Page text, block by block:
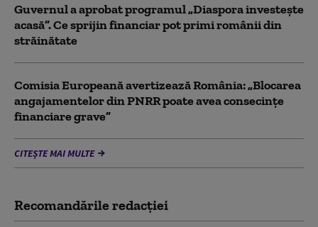
Guvernul a aprobat programul „Diaspora investește
acasă”. Ce sprijin financiar pot primi românii din
străinătate
Comisia Europeană avertizează România: „Blocarea
angajamentelor din PNRR poate avea consecințe
financiare grave”
CITEȘTE MAI MULTE
Recomandările redacţiei